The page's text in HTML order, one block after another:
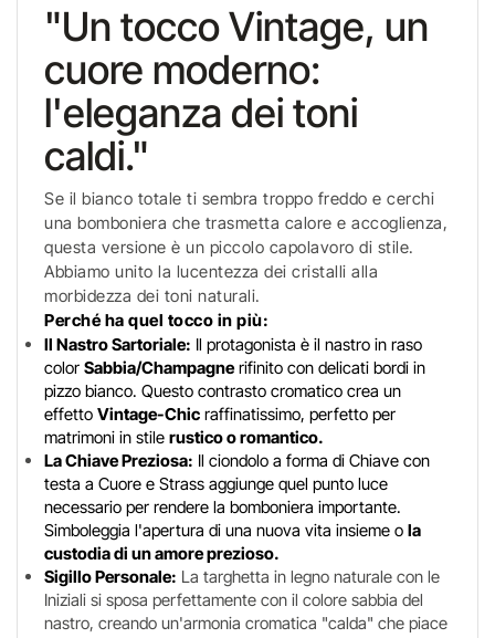
"Un tocco Vintage, un
cuore moderno:
l'eleganza dei toni
caldi."
Se il bianco totale ti sembra troppo freddo e cerchi
una bomboniera che trasmetta calore e accoglienza,
questa versione è un piccolo capolavoro di stile.
Abbiamo unito la lucentezza dei cristalli alla
morbidezza dei toni naturali.
Perché ha quel tocco in più:
Il Nastro Sartoriale: Il protagonista è il nastro in raso
color Sabbia/Champagnerifinito con delicati bordi in
pizzo bianco. Questo contrasto cromatico crea un
effetto Vintage-Chic raffinatissimo, perfetto per
matrimoni in stile rustico o romantico.
La Chiave Preziosa: Il ciondolo a forma di Chiave con
testa a Cuore e Strass aggiunge quel punto luce
necessario per rendere la bomboniera importante.
Simboleggia l'apertura di una nuova vita insieme o la
custodia di un amore prezioso.
Sigillo Personale: La targhetta in legno naturale con le
Iniziali si sposa perfettamente con il colore sabbia del
nastro, creando un'armonia cromatica "calda" che piace